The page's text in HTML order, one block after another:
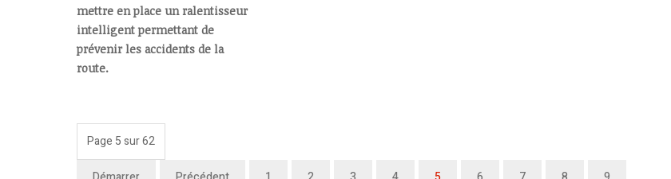
mettre en place un ralentisseur
intelligent permettant de
prévenir les accidents de la
route.
Page 5 sur 62